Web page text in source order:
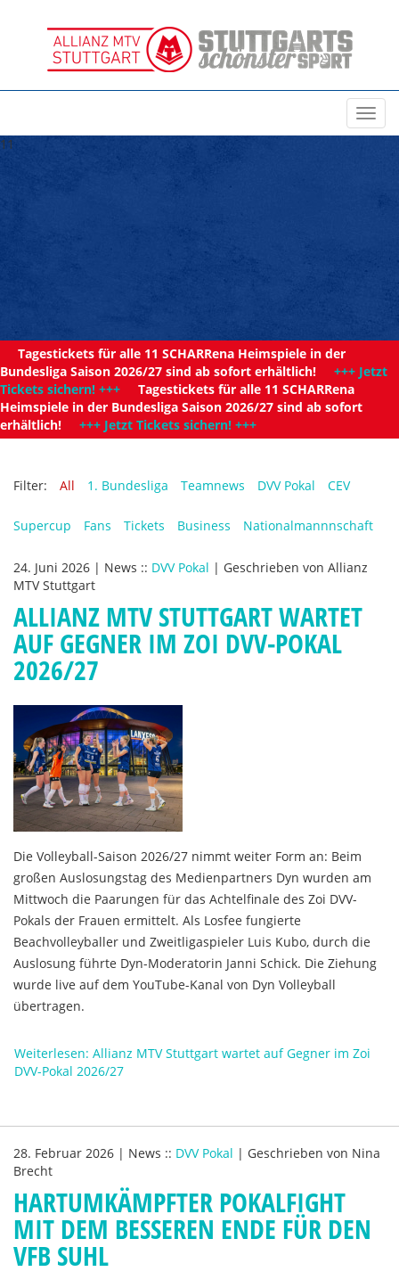
11
Tagestickets für alle 11 SCHARRena Heimspiele in der
Bundesliga Saison 2026/27 sind ab sofort erhältlich! +++ Jetzt
Tickets sichern! +++ Tagestickets für alle 11 SCHARRena
Heimspiele in der Bundesliga Saison 2026/27 sind ab sofort
erhältlich! +++ Jetzt Tickets sichern! +++
Filter: All 1. Bundesliga Teamnews DVV Pokal CEV
Supercup Fans Tickets Business Nationalmannnschaft
24. Juni 2026 | News :: DVV Pokal | Geschrieben von Allianz
MTV Stuttgart
ALLIANZ MTV STUTTGART WARTET
AUF GEGNER IM ZOI DVV-POKAL
2026/27
Die Volleyball-Saison 2026/27 nimmt weiter Form an: Beim
großen Auslosungstag des Medienpartners Dyn wurden am
Mittwoch die Paarungen für das Achtelfinale des Zoi DVV-
Pokals der Frauen ermittelt. Als Losfee fungierte
Beachvolleyballer und Zweitligaspieler Luis Kubo, durch die
Auslosung führte Dyn-Moderatorin Janni Schick. Die Ziehung
wurde live auf dem YouTube-Kanal von Dyn Volleyball
übertragen.
Weiterlesen: Allianz MTV Stuttgart wartet auf Gegner im Zoi
DVV-Pokal 2026/27
28. Februar 2026 | News :: DVV Pokal | Geschrieben von Nina
Brecht
HARTUMKÄMPFTER POKALFIGHT
MIT DEM BESSEREN ENDE FÜR DEN
VFB SUHL